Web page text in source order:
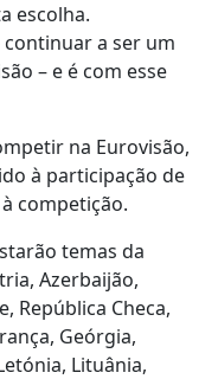
escolha.
a ser um
– e é com esse
na Eurovisão,
à participação de
competição.
temas da
Azerbaijão,
República Checa,
Geórgia,
Lituânia,